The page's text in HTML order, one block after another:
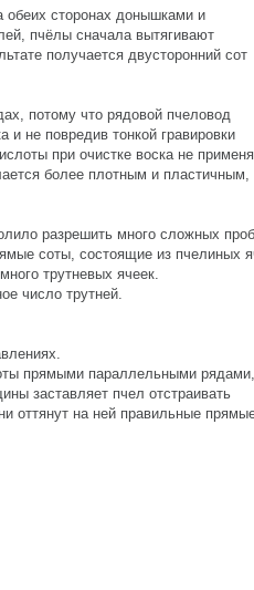
обеих сторонах донышками и
пчёлы сначала вытягивают
получается двусторонний сот
потому что рядовой пчеловод
не повредив тонкой гравировки
при очистке воска не
более плотным и пластичным,
разрешить много сложных
соты, состоящие из пчелиных
трутневых ячеек.
число трутней.
прямыми параллельными рядами,
заставляет пчел отстраивать
оттянут на ней правильные